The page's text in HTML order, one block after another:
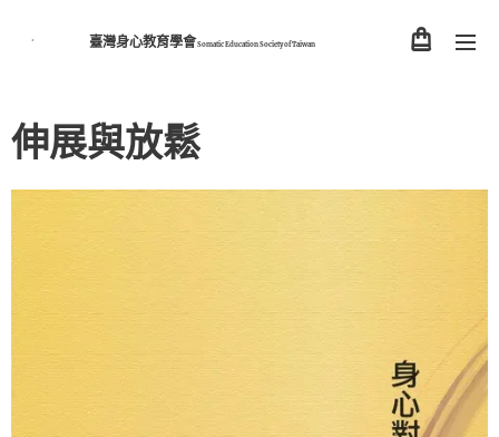
臺灣身心教育學會Somatic Education Society ofTaiwan
伸展與放鬆